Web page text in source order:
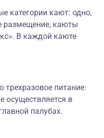
категории кают: одно,
размещение, каюты
В каждой каюте
трехразовое питание:
осуществляется в
палубах.